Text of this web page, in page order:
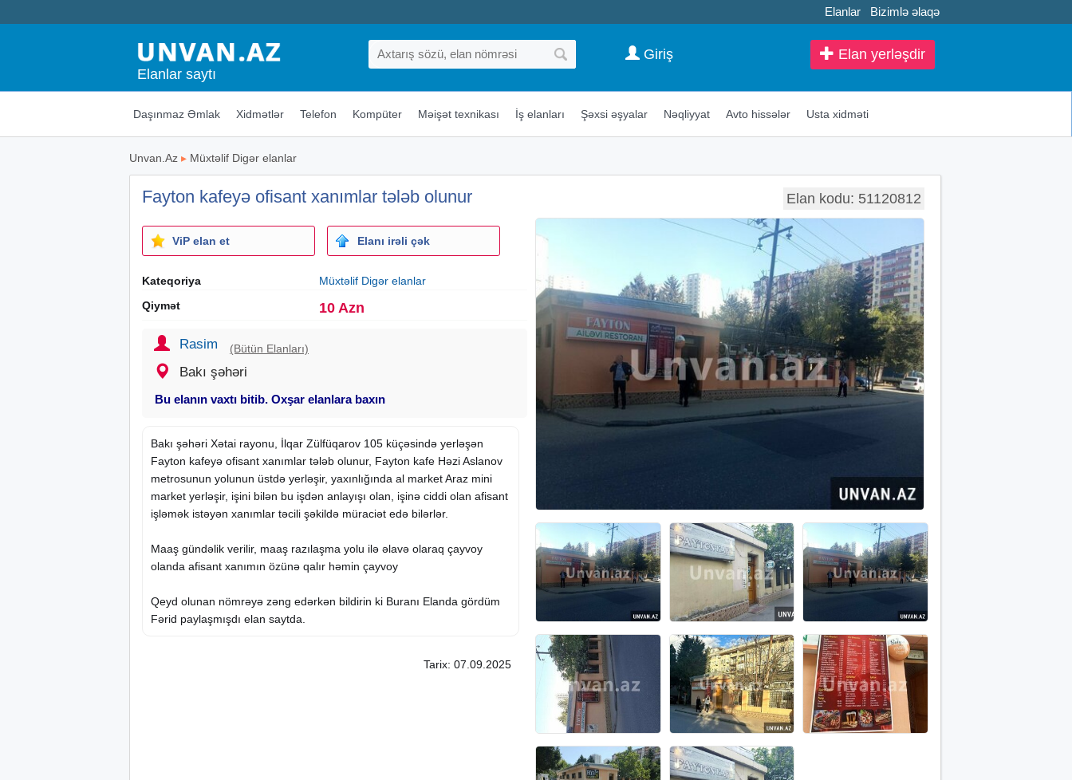
Elanlar Bizimlə əlaqə
Elanlar saytı
Elan yerləşdir
Giriş
Daşınmaz Əmlak Xidmətlər Telefon Kompüter Məişət texnikası İş elanları Şəxsi əşyalar Nəqliyyat Avto hissələr Usta xidməti
Unvan.Az ▸ Müxtəlif Digər elanlar
Fayton kafeyə ofisant xanımlar tələb olunur Elan kodu: 51120812
ViP elan et Elanı irəli çək
Kateqoriya
Müxtəlif Digər elanlar
Qiymət
10 Azn
Rasim (Bütün Elanları)
Bakı şəhəri
Bu elanın vaxtı bitib. Oxşar elanlara baxın
Bakı şəhəri Xətai rayonu, İlqar Zülfüqarov 105 küçəsində yerləşən
Fayton kafeyə ofisant xanımlar tələb olunur, Fayton kafe Həzi Aslanov
metrosunun yolunun üstdə yerləşir, yaxınlığında al market Araz mini
market yerləşir, işini bilən bu işdən anlayışı olan, işinə ciddi olan afisant
işləmək istəyən xanımlar təcili şəkildə müraciət edə bilərlər.
Maaş gündəlik verilir, maaş razılaşma yolu ilə əlavə olaraq çayvoy
olanda afisant xanımın özünə qalır həmin çayvoy
Qeyd olunan nömrəyə zəng edərkən bildirin ki Buranı Elanda gördüm
Fərid paylaşmışdı elan saytda.
Tarix: 07.09.2025